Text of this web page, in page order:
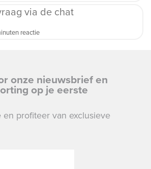
via de chat
reactie
onze nieuwsbrief en
op je eerste
profiteer van exclusieve